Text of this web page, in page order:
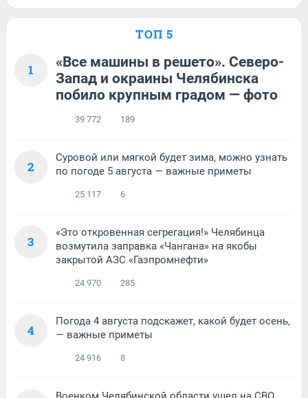
ТОП 5
1
«Все машины в решето». Северо-
Запад и окраины Челябинска
побило крупным градом — фото
39 772 189
2
Суровой или мягкой будет зима, можно узнать
по погоде 5 августа — важные приметы
25 117 6
3
«Это откровенная сегрегация!» Челябинца
возмутила заправка «Чангана» на якобы
закрытой АЗС «Газпромнефти»
24 970 285
4
Погода 4 августа подскажет, какой будет осень,
— важные приметы
24 916 8